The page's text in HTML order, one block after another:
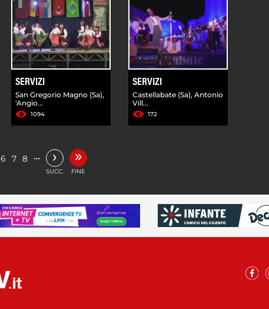
SERVIZI
San Gregorio Magno (Sa),
'Angio...
1094
SERVIZI
Castellabate (Sa), Antonio
Vill...
172
6 7 8 … ›
SUCC.
»
FINE